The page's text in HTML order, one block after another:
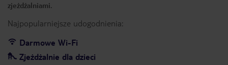
zjeżdżalniami.
Najpopularniejsze udogodnienia:
Darmowe Wi-Fi
Zjeżdżalnie dla dzieci